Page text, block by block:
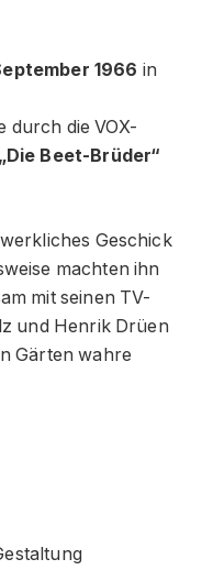
1966 in
durch die VOX-
„Die Beet-Brüder“
Geschick
machten ihn
mit seinen TV-
und Henrik Drüen
Gärten wahre